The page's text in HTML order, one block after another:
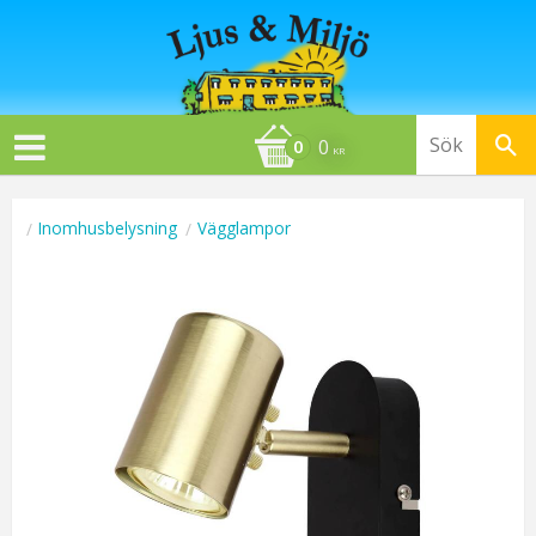
0 KR
Inomhusbelysning Vägglampor